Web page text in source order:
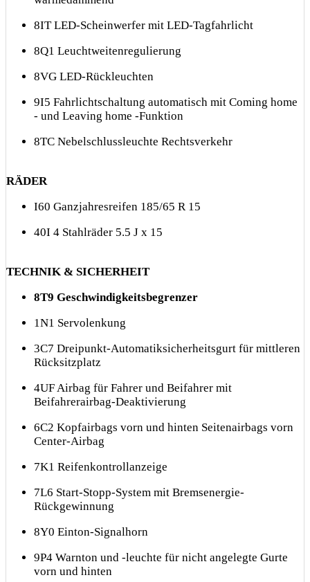
8IT LED-Scheinwerfer mit LED-Tagfahrlicht
8Q1 Leuchtweitenregulierung
8VG LED-Rückleuchten
9I5 Fahrlichtschaltung automatisch mit Coming home
- und Leaving home -Funktion
8TC Nebelschlussleuchte Rechtsverkehr
RÄDER
I60 Ganzjahresreifen 185/65 R 15
40I 4 Stahlräder 5.5 J x 15
TECHNIK & SICHERHEIT
8T9 Geschwindigkeitsbegrenzer
1N1 Servolenkung
3C7 Dreipunkt-Automatiksicherheitsgurt für mittleren
Rücksitzplatz
4UF Airbag für Fahrer und Beifahrer mit
Beifahrerairbag-Deaktivierung
6C2 Kopfairbags vorn und hinten Seitenairbags vorn
Center-Airbag
7K1 Reifenkontrollanzeige
7L6 Start-Stopp-System mit Bremsenergie-
Rückgewinnung
8Y0 Einton-Signalhorn
9P4 Warnton und -leuchte für nicht angelegte Gurte
vorn und hinten